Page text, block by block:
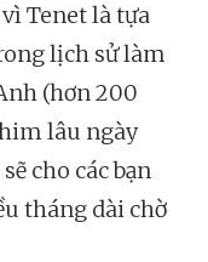
Tenet là tựa
lịch sử làm
(hơn 200
lâu ngày
cho các bạn
tháng dài chờ